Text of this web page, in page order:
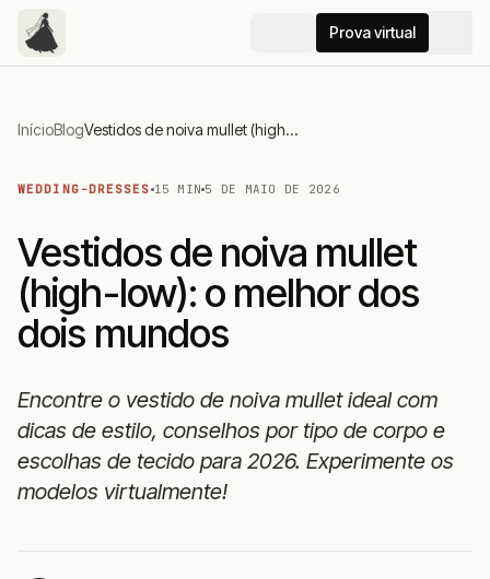
Prova virtual
InícioBlog Vestidos de noiva mullet (high-low): o melhor dos dois mundos
WEDDING-DRESSES 15 MIN 5 DE MAIO DE 2026
Vestidos de noiva mullet
(high-low): o melhor dos
dois mundos
Encontre o vestido de noiva mullet ideal com
dicas de estilo, conselhos por tipo de corpo e
escolhas de tecido para 2026. Experimente os
modelos virtualmente!